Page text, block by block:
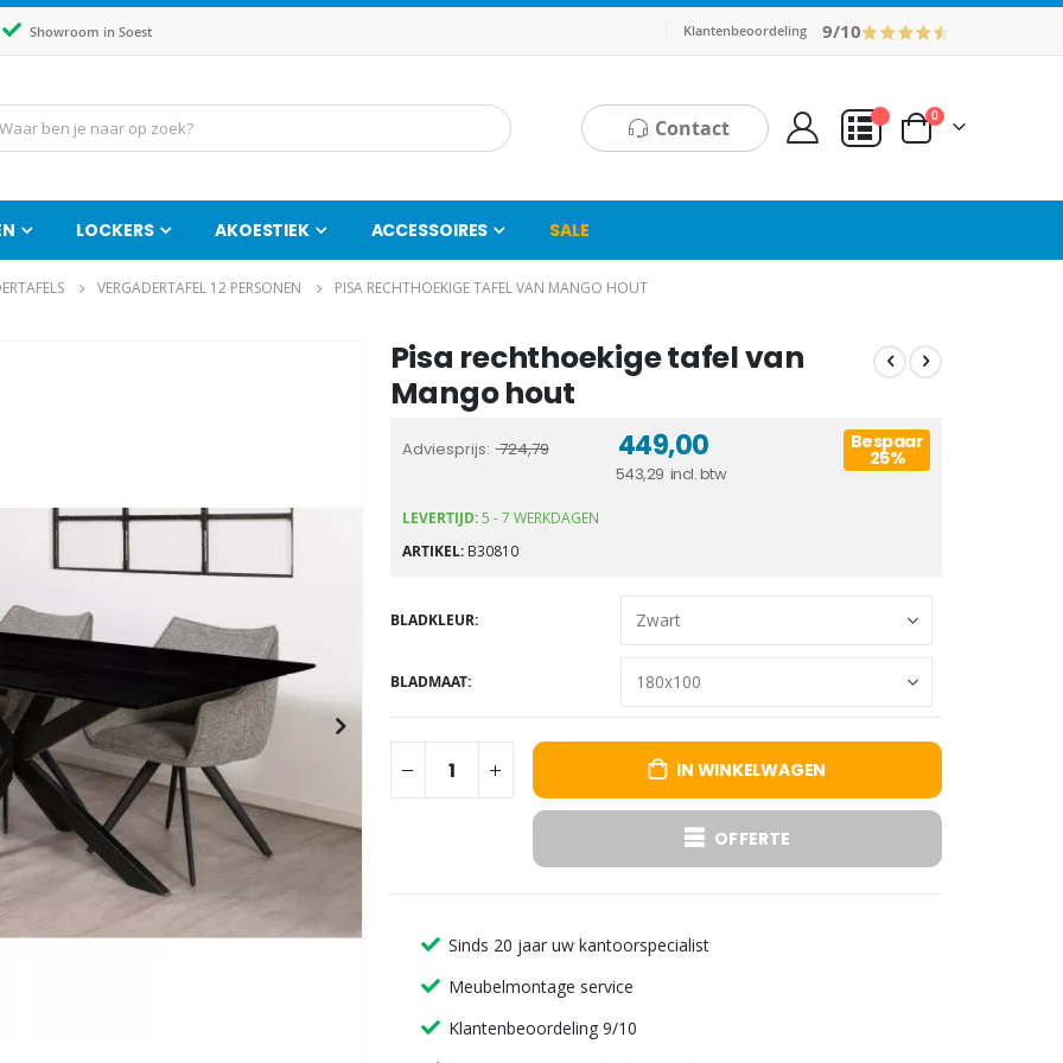
Showroom in Soest Klantenbeoordeling 9/10
Contact Cart
0producten
LOCKERS AKOESTIEK ACCESSOIRES SALE
VERGADERTAFEL 12 PERSONEN PISA RECHTHOEKIGE TAFEL VAN MANGO HOUT
naar
afbeeldingen-
gallerij
Pisa rechthoekige tafel van
Mango hout
Adviesprijs 724,79
543,29
449,00 Bespaar
25%
LEVERTIJD:5 - 7 WERKDAGEN
ARTIKEL B30810
BLADKLEUR
BLADMAAT
IN WINKELWAGEN
OFFERTE
Sinds 20 jaar uw kantoorspecialist
Meubelmontage service
Klantenbeoordeling 9/10